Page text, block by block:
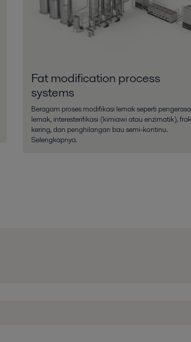
Fat modification process
systems
Beragam proses modifikasi lemak seperti
lemak, interesterifikasi (kimiawi atau enzimatik),
kering, dan penghilangan bau semi-kontinu.
Selengkapnya.